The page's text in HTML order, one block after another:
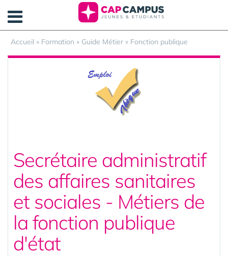
Accueil » Formation » Guide Métier » Fonction publique
Secrétaire administratif
des affaires sanitaires
et sociales - Métiers de
la fonction publique
d'état
Panneau de gestion des cookies